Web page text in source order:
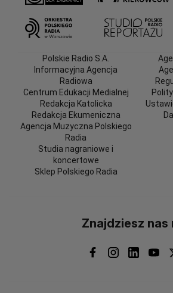
Polskie Radio S.A.
Informacyjna Agencja
Radiowa
Centrum Edukacji Medialnej
Redakcja Katolicka
Redakcja Ekumeniczna
Agencja Muzyczna Polskiego
Radia
Studia nagraniowe i
koncertowe
Sklep Polskiego Radia
Znajdziesz nas